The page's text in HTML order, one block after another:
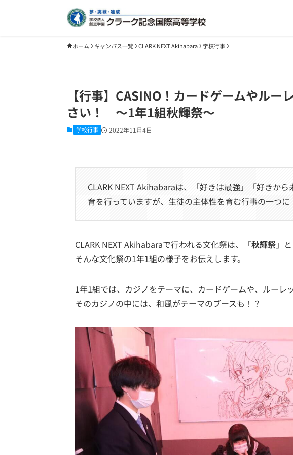
ホーム キャンパス一覧 CLARK NEXT Akihabara 学校行事
【行事】CASINO！カードゲームやルー
さい！ 〜1年1組秋輝祭〜
学校行事 2022年11月4日
CLARK NEXT Akihabaraは、「好きは最強」「好きか
育を行っていますが、生徒の主体性を育む行事の一つに
CLARK NEXT Akihabaraで行われる文化祭は、「秋輝祭」
そんな文化祭の1年1組の様子をお伝えします。
1年1組では、カジノをテーマに、カードゲームや、ルーレ
そのカジノの中には、和風がテーマのブースも！？